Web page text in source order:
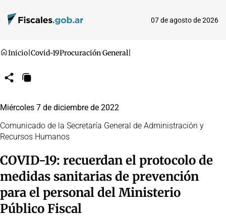
07 de agosto de 2026
Inicio Covid-19Procuración General
CompartirCopiar
Miércoles 7 de diciembre de 2022
Comunicado de la Secretaría General de Administración y
Recursos Humanos
COVID-19: recuerdan el protocolo de
medidas sanitarias de prevención
para el personal del Ministerio
Público Fiscal